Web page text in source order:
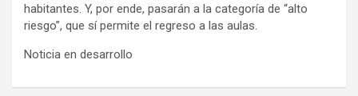
habitantes. Y, por ende, pasarán a la categoría de “alto
riesgo”, que sí permite el regreso a las aulas.
Noticia en desarrollo